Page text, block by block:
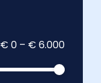
€ 0 – € 6.000